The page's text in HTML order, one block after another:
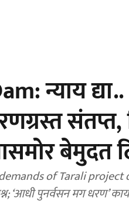
न्याय
संतप्त,
बेमुदत
of Tarali project
‘आधी पुनर्वसन मग धरण’